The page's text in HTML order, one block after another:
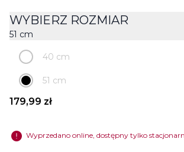
WYBIERZ ROZMIAR
51 cm
40 cm
51 cm
179,99 zł
error Wyprzedano online, dostępny tylko